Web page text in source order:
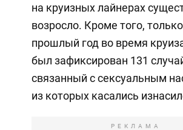
на круизных лайнерах
возросло. Кроме того,
прошлый год во время
был зафиксирован 131
связанный с сексуальным
из которых касались
РЕКЛАМА